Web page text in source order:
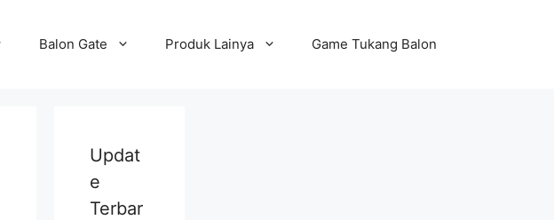
Balon Gate Produk Lainya Game Tukang Balon
Updat
e
Terbar